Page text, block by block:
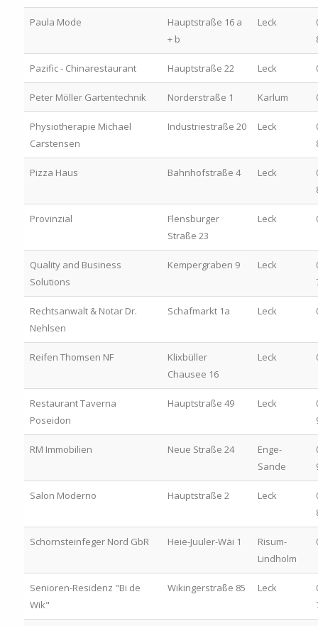
Paula Mode
Hauptstraße 16 a
+ b
Leck
Pazific - Chinarestaurant Hauptstraße 22 Leck
Peter Möller Gartentechnik Norderstraße 1 Karlum
Physiotherapie Michael
Carstensen
Industriestraße 20 Leck
Pizza Haus Bahnhofstraße 4 Leck
Provinzial
Flensburger
Straße 23
Leck
Quality and Business
Solutions
Kempergraben 9 Leck
Rechtsanwalt & Notar Dr.
Nehlsen
Schafmarkt 1a Leck
Reifen Thomsen NF
Klixbüller
Chausee 16
Leck
Restaurant Taverna
Poseidon
Hauptstraße 49 Leck
RM Immobilien Neue Straße 24
Enge-
Sande
Salon Moderno Hauptstraße 2 Leck
Schornsteinfeger Nord GbR Heie-Juuler-Wäi 1
Risum-
Lindholm
Senioren-Residenz "Bi de
Wik"
Wikingerstraße 85 Leck